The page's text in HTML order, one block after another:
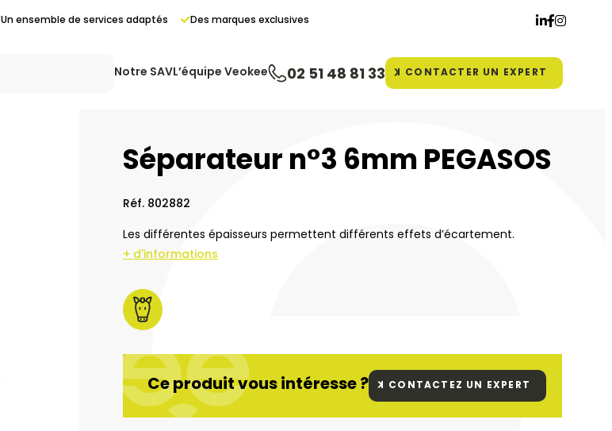
Un ensemble de services adaptés Des marques exclusives
02 51 48 81 33 CONTACTER UN EXPERT
Notre SAVL’équipe Veokee
Séparateur n°3 6mm PEGASOS
Réf. 802882
Les différentes épaisseurs permettent différents effets d’écartement.
+ d'informations
Ce produit vous intéresse ? CONTACTEZ UN EXPERT